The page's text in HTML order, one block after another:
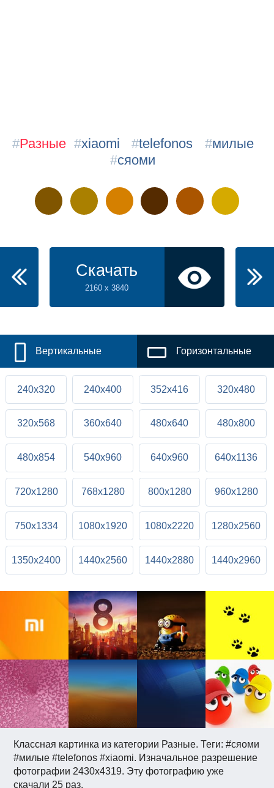
Классная картинка из категории Разные. Теги: #сяоми
#милые #telefonos #xiaomi. Изначальное разрешение
фотографии 2430x4319. Эту фотографию уже
скачали 25 раз.
#Разные #xiaomi #telefonos #милые
#сяоми
Скачать
2160 x 3840
Вертикальные Горизонтальные
240x320 240x400 352x416 320x480
320x568 360x640 480x640 480x800
480x854 540x960 640x960 640x1136
720x1280 768x1280 800x1280 960x1280
750x1334 1080x1920 1080x2220 1280x2560
1350x2400 1440x2560 1440x2880 1440x2960